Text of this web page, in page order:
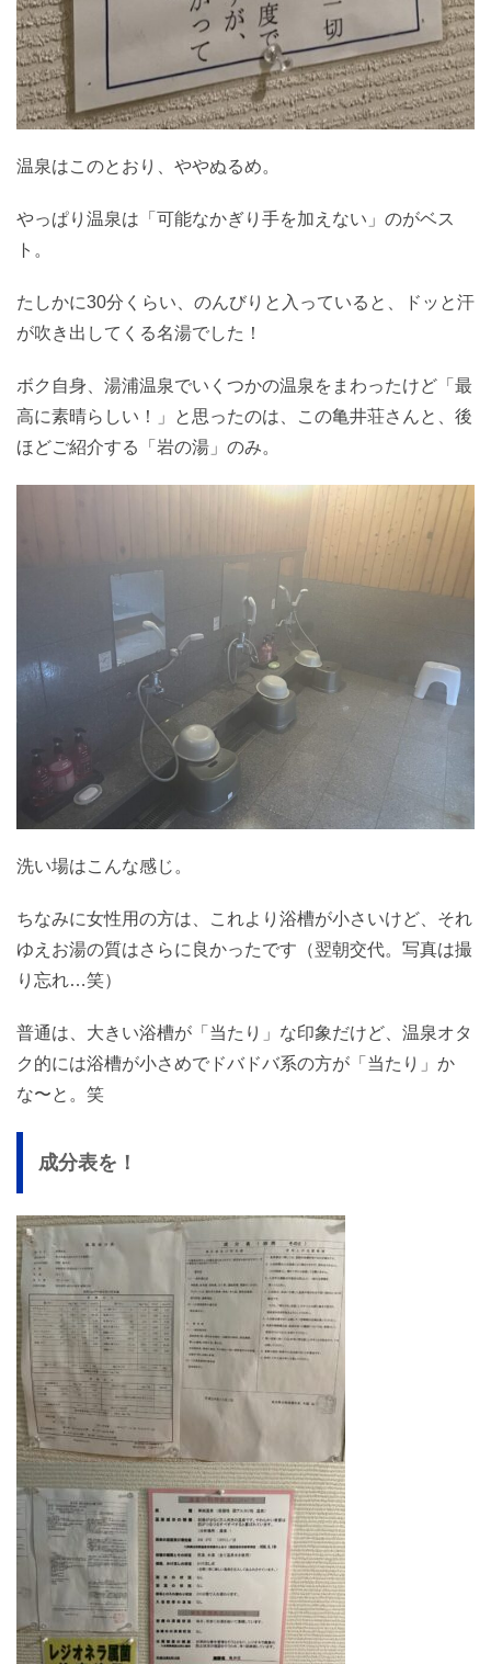
温泉はこのとおり、ややぬるめ。
やっぱり温泉は「可能なかぎり手を加えない」のがベス
ト。
たしかに30分くらい、のんびりと入っていると、ドッと汗
が吹き出してくる名湯でした！
ボク自身、湯浦温泉でいくつかの温泉をまわったけど「最
高に素晴らしい！」と思ったのは、この亀井荘さんと、後
ほどご紹介する「岩の湯」のみ。
洗い場はこんな感じ。
ちなみに女性用の方は、これより浴槽が小さいけど、それ
ゆえお湯の質はさらに良かったです（翌朝交代。写真は撮
り忘れ…笑）
普通は、大きい浴槽が「当たり」な印象だけど、温泉オタ
ク的には浴槽が小さめでドバドバ系の方が「当たり」か
な〜と。笑
成分表を！